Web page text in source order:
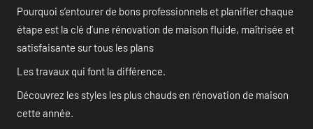
Pourquoi s’entourer de bons professionnels et planifier chaque
étape est la clé d’une rénovation de maison fluide, maîtrisée et
satisfaisante sur tous les plans
Les travaux qui font la différence.
Découvrez les styles les plus chauds en rénovation de maison
cette année.